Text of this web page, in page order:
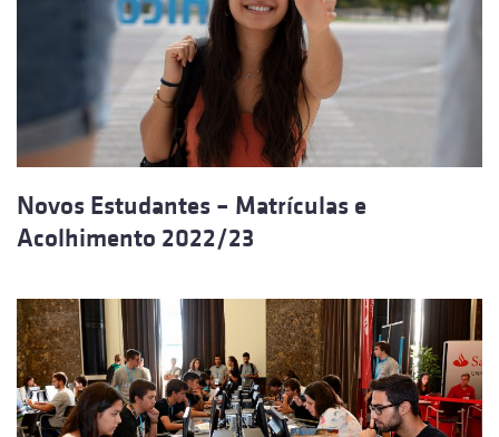
Novos Estudantes – Matrículas e
Acolhimento 2022/23